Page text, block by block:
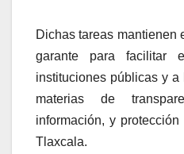
Dichas tareas mantienen
garante para facilitar
instituciones públicas y
materias de
información, y
Tlaxcala.